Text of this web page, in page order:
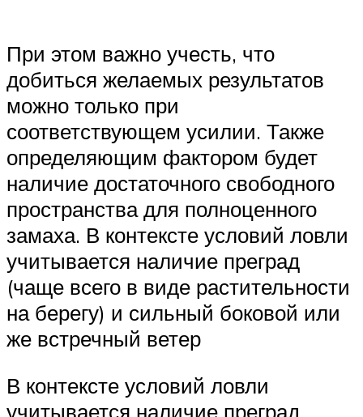
При этом важно учесть, что
добиться желаемых результатов
можно только при
соответствующем усилии. Также
определяющим фактором будет
наличие достаточного свободного
пространства для полноценного
замаха. В контексте условий ловли
учитывается наличие преград
(чаще всего в виде растительности
на берегу) и сильный боковой или
же встречный ветер
В контексте условий ловли
учитывается наличие преград